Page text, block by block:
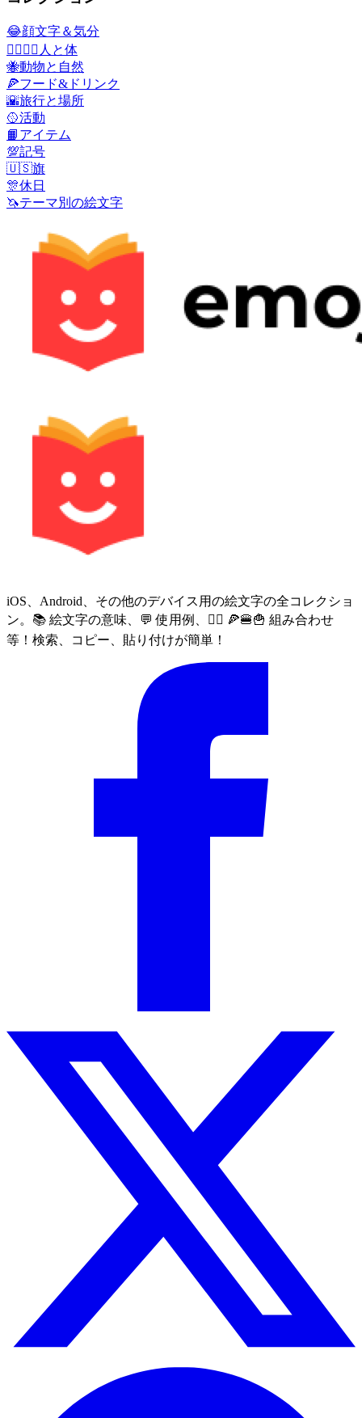
😂顔文字＆気分
👩‍❤️‍💋‍👨 人と体
🐝動物と自然
🍕フード&ドリンク
🌇旅行と場所
🥎活動
📙 アイテム
💯記号
🇺🇸旗
🎊休日
🦄テーマ別の絵文字
iOS、Android、その他のデバイス用の絵文字の全コレクショ
ン。📚 絵文字の意味、💬 使用例、🙅‍♀️ 🍕🍔🍟 組み合わせ
等！検索、コピー、貼り付けが簡単！